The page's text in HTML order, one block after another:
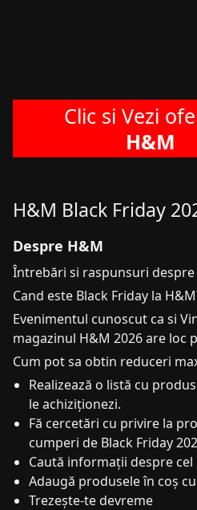
Clic si Vezi
H&M
H&M Black Friday
Despre H&M
Întrebări si raspunsuri despre
Cand este Black Friday la
Evenimentul cunoscut ca si
magazinul H&M 2026 are loc
Cum pot sa obtin reduceri
Realizează o listă cu
le achiziționezi.
Fă cercetări cu privire la
cumperi de Black Friday
Caută informații despre
Adaugă produsele în coș
Trezește-te devreme